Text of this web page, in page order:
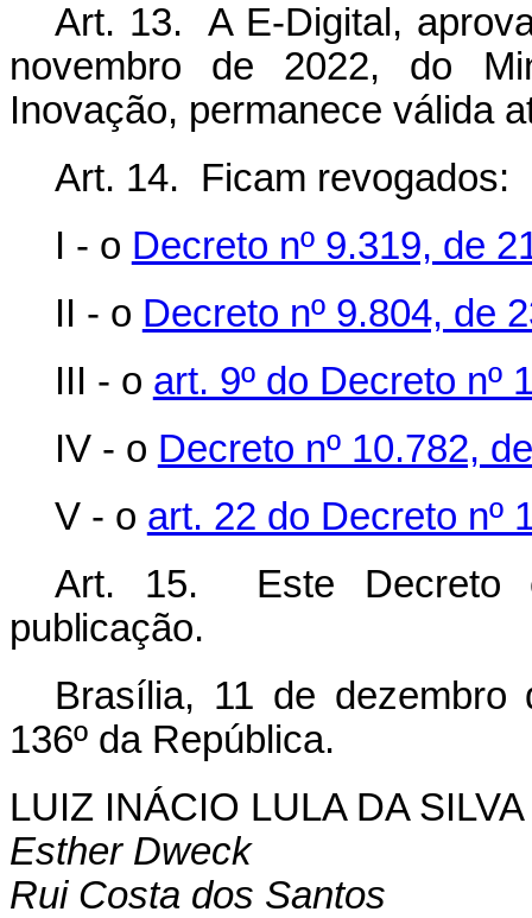
Art. 13. A E-Digital,
novembro de 2022, do
Inovação, permanece válida
Art. 14. Ficam revogados:
I - o Decreto nº 9.319, de
II - o Decreto nº 9.804, de
III - o art. 9º do Decreto nº
IV - o Decreto nº 10.782,
V - o art. 22 do Decreto nº
Art. 15. Este
Decreto
publicação.
Brasília, 11 de dezembro
136º da República.
LUIZ INÁCIO LULA DA SILVA
Esther Dweck
Rui Costa dos Santos